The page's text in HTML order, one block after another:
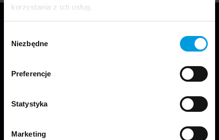
korzystania z ich usług.
zgody
Niezbędne
Preferencje
Statystyka
Marketing
w Warszawie Uniwersytetu SWPS.